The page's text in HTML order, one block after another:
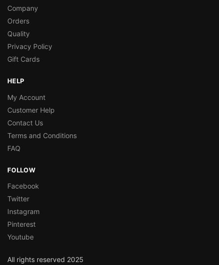
Company
Orders
Quality
Privacy Policy
Gift Cards
HELP
My Account
Customer Help
Contact Us
Terms and Conditions
FAQ
FOLLOW
Facebook
Twitter
Instagram
Pinterest
Youtube
All rights reserved 2025